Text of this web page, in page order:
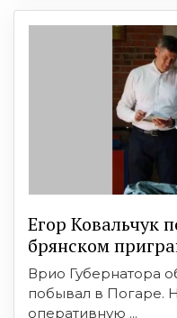
Егор Ковальчук
брянском
Врио Губернатора
побывал в Погаре.
оперативную ...